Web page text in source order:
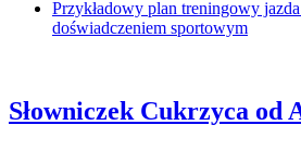
Przykładowy plan treningowy
doświadczeniem sportowym
Słowniczek Cukrzyca od